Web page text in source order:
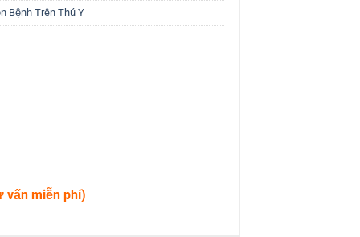
Bệnh Trên Thú Y
vấn miễn phí)